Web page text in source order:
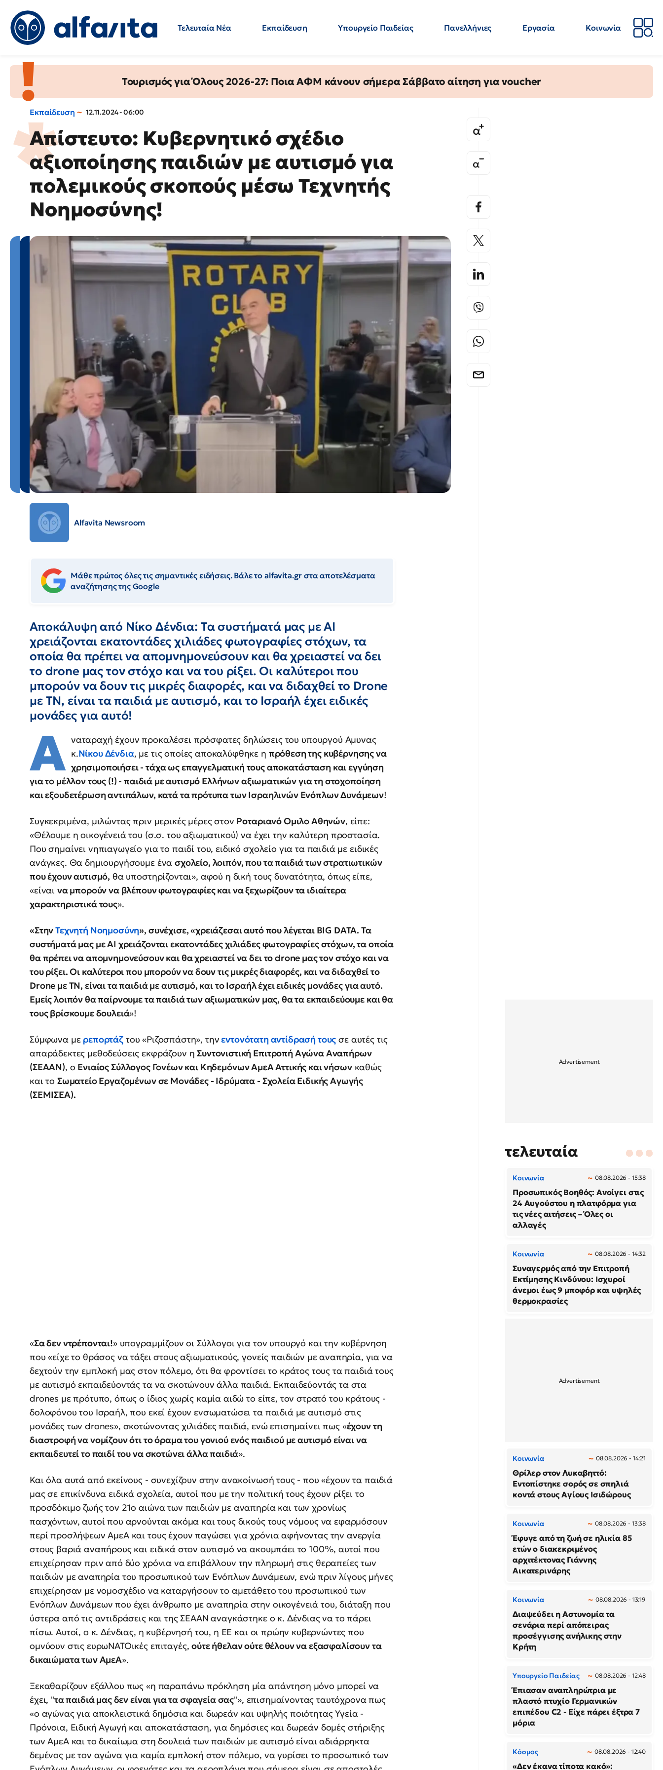
Τελευταία Νέα Εκπαίδευση Υπουργείο Παιδείας Πανελλήνιες Εργασία
Κοινωνία
Τουρισμός για Όλους 2026-27: Ποια ΑΦΜ κάνουν σήμερα Σάββατο αίτηση για voucher
Εκπαίδευση 12.11.2024 - 06:00
Απίστευτο: Κυβερνητικό σχέδιο
αξιοποίησης παιδιών με αυτισμό για
πολεμικούς σκοπούς μέσω Τεχνητής
Νοημοσύνης!
Alfavita Newsroom
Μάθε πρώτος όλες τις σημαντικές ειδήσεις. Βάλε το alfavita.gr στα αποτελέσματα
αναζήτησης της Google
Αποκάλυψη από Νίκο Δένδια: Τα συστήματά μας με ΑΙ
χρειάζονται εκατοντάδες χιλιάδες φωτογραφίες στόχων, τα
οποία θα πρέπει να απομνημονεύσουν και θα χρειαστεί να δει
το drone μας τον στόχο και να του ρίξει. Οι καλύτεροι που
μπορούν να δουν τις μικρές διαφορές, και να διδαχθεί το Drone
με ΤΝ, είναι τα παιδιά με αυτισμό, και το Ισραήλ έχει ειδικές
μονάδες για αυτό!
Α ναταραχή έχουν προκαλέσει πρόσφατες δηλώσεις του υπουργού Αμυνας
κ.Νίκου Δένδια, με τις οποίες αποκαλύφθηκε η πρόθεση της κυβέρνησης να
χρησιμοποιήσει - τάχα ως επαγγελματική τους αποκατάσταση και εγγύηση
για το μέλλον τους (!) - παιδιά με αυτισμό Ελλήνων αξιωματικών για τη στοχοποίηση
και εξουδετέρωση αντιπάλων, κατά τα πρότυπα των Ισραηλινών Ενόπλων Δυνάμεων!
Συγκεκριμένα, μιλώντας πριν μερικές μέρες στον Ροταριανό Ομιλο Αθηνών, είπε:
«Θέλουμε η οικογένειά του (σ.σ. του αξιωματικού) να έχει την καλύτερη προστασία.
Που σημαίνει νηπιαγωγείο για το παιδί του, ειδικό σχολείο για τα παιδιά με ειδικές
ανάγκες. Θα δημιουργήσουμε ένασχολείο, λοιπόν, που τα παιδιά των στρατιωτικών
που έχουν αυτισμό, θα υποστηρίζονται», αφού η δική τους δυνατότητα, όπως είπε,
«είναι να μπορούν να βλέπουν φωτογραφίες και να ξεχωρίζουν τα ιδιαίτερα
χαρακτηριστικά τους».
«ΣτηνΤεχνητή Νοημοσύνη», συνέχισε, «χρειάζεσαι αυτό που λέγεται BIG DATA. Τα
συστήματά μας με ΑΙ χρειάζονται εκατοντάδες χιλιάδες φωτογραφίες στόχων, τα οποία
θα πρέπει να απομνημονεύσουν και θα χρειαστεί να δει το drone μας τον στόχο και να
του ρίξει. Οι καλύτεροι που μπορούν να δουν τις μικρές διαφορές, και να διδαχθεί το
Drone με ΤΝ, είναι τα παιδιά με αυτισμό, και το Ισραήλ έχει ειδικές μονάδες για αυτό.
Εμείς λοιπόν θα παίρνουμε τα παιδιά των αξιωματικών μας, θα τα εκπαιδεύουμε και θα
τους βρίσκουμε δουλειά»!
Σύμφωνα με ρεπορτάζτου «Ριζοσπάστη», τηνεντονότατη αντίδρασή τους σε αυτές τις
απαράδεκτες μεθοδεύσεις εκφράζουν ηΣυντονιστική Επιτροπή Αγώνα Αναπήρων
(ΣΕΑΑΝ), ο Ενιαίος Σύλλογος Γονέων και Κηδεμόνων ΑμεΑ Αττικής και νήσωνκαθώς
και το Σωματείο Εργαζομένων σε Μονάδες - Ιδρύματα - Σχολεία Ειδικής Αγωγής
(ΣΕΜΙΣΕΑ).
«Σα δεν ντρέπονται!» υπογραμμίζουν οι Σύλλογοι για τον υπουργό και την κυβέρνηση
που «είχε το θράσος να τάξει στους αξιωματικούς, γονείς παιδιών με αναπηρία, για να
δεχτούν την εμπλοκή μας στον πόλεμο, ότι θα φροντίσει το κράτος τους τα παιδιά τους
με αυτισμό εκπαιδεύοντάς τα να σκοτώνουν άλλα παιδιά. Εκπαιδεύοντάς τα στα
drones με πρότυπο, όπως ο ίδιος χωρίς καμία αιδώ το είπε, τον στρατό του κράτους -
δολοφόνου του Ισραήλ, που εκεί έχουν ενσωματώσει τα παιδιά με αυτισμό στις
μονάδες των drones», σκοτώνοντας χιλιάδες παιδιά, ενώ επισημαίνει πως «έχουν τη
διαστροφή να νομίζουν ότι το όραμα του γονιού ενός παιδιού με αυτισμό είναι να
εκπαιδευτεί το παιδί του να σκοτώνει άλλα παιδιά».
Και όλα αυτά από εκείνους - συνεχίζουν στην ανακοίνωσή τους - που «έχουν τα παιδιά
μας σε επικίνδυνα ειδικά σχολεία, αυτοί που με την πολιτική τους έχουν ρίξει το
προσδόκιμο ζωής τον 21ο αιώνα των παιδιών με αναπηρία και των χρονίως
πασχόντων, αυτοί που αρνούνται ακόμα και τους δικούς τους νόμους να εφαρμόσουν
περί προσλήψεων ΑμεΑ και τους έχουν παγώσει για χρόνια αφήνοντας την ανεργία
στους βαριά αναπήρους και ειδικά στον αυτισμό να ακουμπάει το 100%, αυτοί που
επιχείρησαν πριν από δύο χρόνια να επιβάλλουν την πληρωμή στις θεραπείες των
παιδιών με αναπηρία του προσωπικού των Ενόπλων Δυνάμεων, ενώ πριν λίγους μήνες
επιχείρησαν με νομοσχέδιο να καταργήσουν το αμετάθετο του προσωπικού των
Ενόπλων Δυνάμεων που έχει άνθρωπο με αναπηρία στην οικογένειά του, διάταξη που
ύστερα από τις αντιδράσεις και της ΣΕΑΑΝ αναγκάστηκε ο κ. Δένδιας να το πάρει
πίσω. Αυτοί, ο κ. Δένδιας, η κυβέρνησή του, η ΕΕ και οι πρώην κυβερνώντες που
ομνύουν στις ευρωΝΑΤΟικές επιταγές,ούτε ήθελαν ούτε θέλουν να εξασφαλίσουν τα
δικαιώματα των ΑμεΑ».
Ξεκαθαρίζουν εξάλλου πως «η παραπάνω πρόκληση μία απάντηση μόνο μπορεί να
έχει, "τα παιδιά μας δεν είναι για τα σφαγεία σας"», επισημαίνοντας ταυτόχρονα πως
«ο αγώνας για αποκλειστικά δημόσια και δωρεάν και υψηλής ποιότητας Υγεία -
Πρόνοια, Ειδική Αγωγή και αποκατάσταση, για δημόσιες και δωρεάν δομές στήριξης
των ΑμεΑ και το δικαίωμα στη δουλειά των παιδιών με αυτισμό είναι αδιάρρηκτα
δεμένος με τον αγώνα για καμία εμπλοκή στον πόλεμο, να γυρίσει το προσωπικό των
τελευταία
Κοινωνία 08.08.2026 - 15:38
Προσωπικός Βοηθός: Ανοίγει στις
24 Αυγούστου η πλατφόρμα για
τις νέες αιτήσεις – Όλες οι
αλλαγές
Κοινωνία 08.08.2026 - 14:32
Συναγερμός από την Επιτροπή
Εκτίμησης Κινδύνου: Ισχυροί
άνεμοι έως 9 μποφόρ και υψηλές
θερμοκρασίες
Κοινωνία 08.08.2026 - 14:21
Θρίλερ στον Λυκαβηττό:
Εντοπίστηκε σορός σε σπηλιά
κοντά στους Αγίους Ισιδώρους
Κοινωνία 08.08.2026 - 13:38
Έφυγε από τη ζωή σε ηλικία 85
ετών ο διακεκριμένος
αρχιτέκτονας Γιάννης
Αικατερινάρης
Κοινωνία 08.08.2026 - 13:19
Διαψεύδει η Αστυνομία τα
σενάρια περί απόπειρας
προσέγγισης ανήλικης στην
Κρήτη
Υπουργείο Παιδείας 08.08.2026 - 12:48
Έπιασαν αναπληρώτρια με
πλαστό πτυχίο Γερμανικών
επιπέδου C2 - Είχε πάρει έξτρα 7
μόρια
Κόσμος 08.08.2026 - 12:40
«Δεν έκανα τίποτα κακό»: